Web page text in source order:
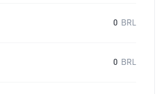
0 BRL
0 BRL